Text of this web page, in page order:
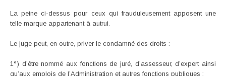
La peine ci-dessus pour ceux qui frauduleusement apposent une
telle marque appartenant à autrui.
Le juge peut, en outre, priver le condamné des droits :
1°) d’être nommé aux fonctions de juré, d’assesseur, d’expert ainsi
qu’aux emplois de l’Administration et autres fonctions publiques ;